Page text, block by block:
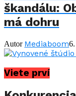
škandálu:
má dohru
Autor Mediaboom
Viete prví